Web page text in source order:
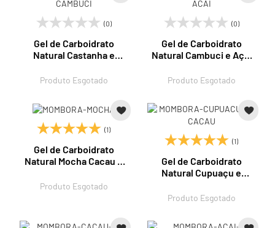
(0)
Gel de Carboidrato
Natural Castanha e
Produto Esgotado
(0)
Gel de Carboidrato
Natural Cambuci e Açaí
Produto Esgotado
(1)
Gel de Carboidrato
Natural Mocha Cacau e
Produto Esgotado
(1)
Gel de Carboidrato
Natural Cupuaçu e
Produto Esgotado